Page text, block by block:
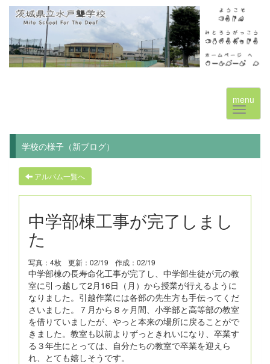
menu
学校の様子（新ブログ）
アルバム一覧へ
中学部棟工事が完了しまし
た
写真：4枚 更新：02/19 作成：02/19
中学部棟の長寿命化工事が完了し、中学部生徒が元の教
室に引っ越して2月16日（月）から授業が行えるように
なりました。引越作業には各部の先生方も手伝ってくだ
さいました。７月から８ヶ月間、小学部と高等部の教室
を借りていましたが、やっと本来の場所に戻ることがで
きました。教室も以前よりずっときれいになり、卒業す
る３年生にとっては、自分たちの教室で卒業を迎えら
れ、とても嬉しそうです。